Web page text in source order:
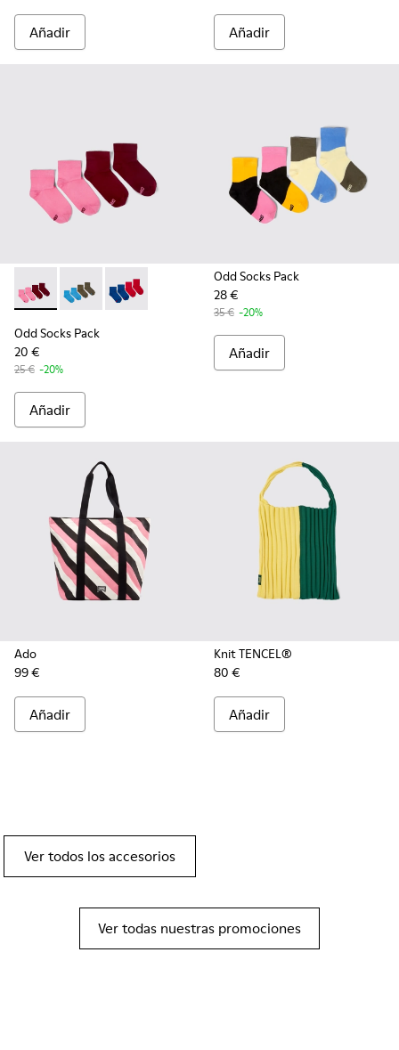
Añadir Añadir
Odd Socks Pack - KA00043-004 - Pack de 2 pares de
Odd Socks Pack - KA00043-003 - Pack de 2 pares
Odd Socks Pack - KA00043-002
Odd Socks Pack
20 €
25 € -20%
Añadir
Odd Socks Pack
28 €
35 € -20%
Añadir
Ado
99 €
Añadir
Knit TENCEL®
80 €
Añadir
Ver todos los accesorios
Ver todas nuestras promociones